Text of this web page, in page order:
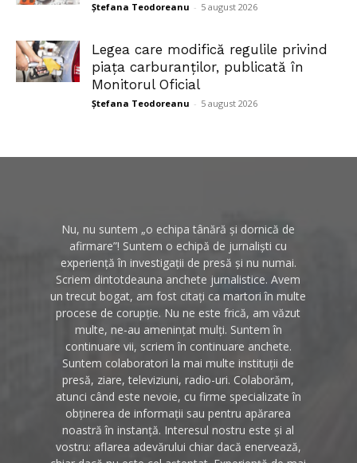
Ștefana Teodoreanu - 5 august 2026
Legea care modifică regulile privind
piața carburanților, publicată în
Monitorul Oficial
Ștefana Teodoreanu - 5 august 2026
Nu, nu suntem „o echipa tânără și dornică de
afirmare”! Suntem o echipă de jurnaliști cu
experiență în investigații de presă și nu numai.
Scriem dintotdeauna anchete jurnalistice. Avem
un trecut bogat, am fost citați ca martori în multe
procese de corupție. Nu ne este frică, am văzut
multe, ne-au amenințat mulți. Suntem în
continuare vii, scriem în continuare anchete.
Suntem colaboratori la mai multe instituții de
presă, ziare, televiziuni, radio-uri. Colaborăm,
atunci când este nevoie, cu firme specializate în
obținerea de informații sau pentru apărarea
noastră în instanță. Interesul nostru este și al
vostru: aflarea adevărului chiar dacă enervează,